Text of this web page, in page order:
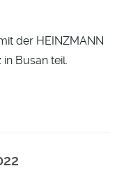
der HEINZMANN
Busan teil.